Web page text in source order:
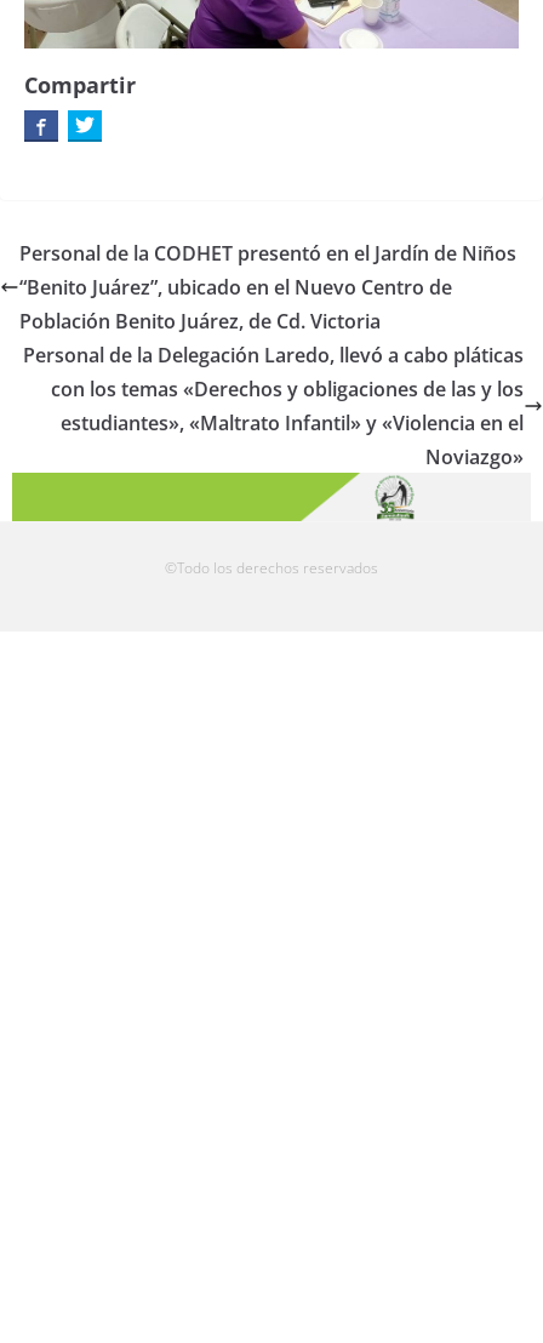
Compartir
Personal de la CODHET presentó en el Jardín de Niños
“Benito Juárez”, ubicado en el Nuevo Centro de
Población Benito Juárez, de Cd. Victoria
Personal de la Delegación Laredo, llevó a cabo pláticas
con los temas «Derechos y obligaciones de las y los
estudiantes», «Maltrato Infantil» y «Violencia en el
Noviazgo»
©Todo los derechos reservados